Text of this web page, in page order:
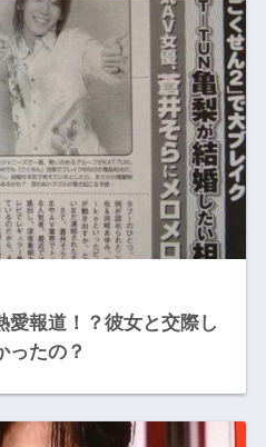
愛報道！？彼女と交際し
ったの？